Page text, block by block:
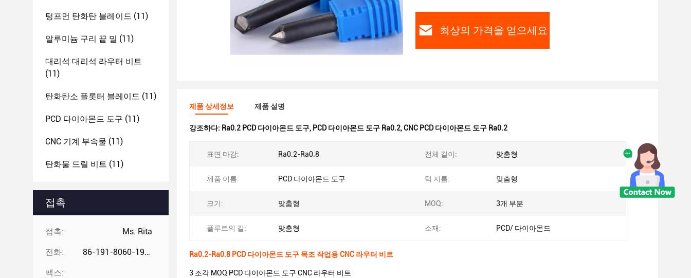
텅프먼 탄화탄 블레이드 (11)
알루미늄 구리 끝 밀 (11)
대리석 대리석 라우터 비트
(11)
탄화탄소 플롯터 블레이드 (11)
PCD 다이아몬드 도구 (11)
CNC 기계 부속물 (11)
탄화물 드릴 비트 (11)
접촉
접촉: Ms. Rita
전화: 86-191-8060-1981
팩스:
최상의 가격을 얻으세요
제품 상세정보 제품 설명
강조하다: Ra0.2 PCD 다이아몬드 도구, PCD 다이아몬드 도구 Ra0.2,CNC PCD 다이아몬드 도구 Ra0.2
표면 마감: Ra0.2-Ra0.8 전체 길이: 맞춤형
제품 이름: PCD 다이아몬드 도구 턱 지름: 맞춤형
크기: 맞춤형 MOQ: 3개 부분
플루트의 길: 맞춤형 소재: PCD/ 다이아몬드
Ra0.2-Ra0.8 PCD 다이아몬드 도구 목조 작업용 CNC 라우터 비트
3 조각 MOQ PCD 다이아몬드 도구 CNC 라우터 비트